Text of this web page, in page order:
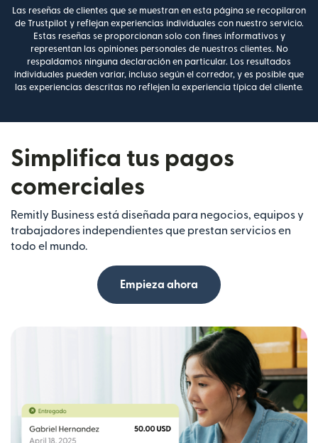
Las reseñas de clientes que se muestran en esta página se recopilaron
de Trustpilot y reflejan experiencias individuales con nuestro servicio.
Estas reseñas se proporcionan solo con fines informativos y
representan las opiniones personales de nuestros clientes. No
respaldamos ninguna declaración en particular. Los resultados
individuales pueden variar, incluso según el corredor, y es posible que
las experiencias descritas no reflejen la experiencia típica del cliente.
Simplifica tus pagos
comerciales
Remitly Business está diseñada para negocios, equipos y
trabajadores independientes que prestan servicios en
todo el mundo.
Empieza ahora